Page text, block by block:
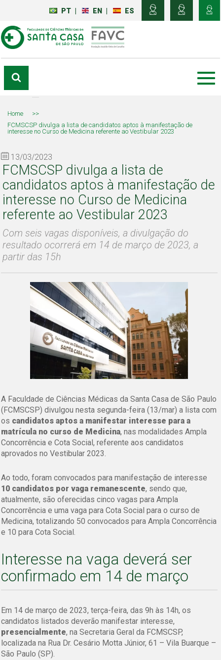
PT EN ES
Home
>>
FCMSCSP divulga a lista de candidatos aptos à manifestação de
interesse no Curso de Medicina referente ao Vestibular 2023
13/03/2023
FCMSCSP divulga a lista de
candidatos aptos à manifestação de
interesse no Curso de Medicina
referente ao Vestibular 2023
Com seis vagas disponíveis, a divulgação do
resultado ocorrerá em 14 de março de 2023, a
partir das 15h
A Faculdade de Ciências Médicas da Santa Casa de São Paulo
(FCMSCSP) divulgou nesta segunda-feira (13/mar) a lista com
os candidatos aptos a manifestar interesse para a
matrícula no curso de Medicina, nas modalidades Ampla
Concorrência e Cota Social, referente aos candidatos
aprovados no Vestibular 2023.
Ao todo, foram convocados para manifestação de interesse
10 candidatos por vaga remanescente, sendo que,
atualmente, são oferecidas cinco vagas para Ampla
Concorrência e uma vaga para Cota Social para o curso de
Medicina, totalizando 50 convocados para Ampla Concorrência
e 10 para Cota Social.
Interesse na vaga deverá ser
confirmado em 14 de março
Em 14 de março de 2023, terça-feira, das 9h às 14h, os
candidatos listados deverão manifestar interesse,
presencialmente, na Secretaria Geral da FCMSCSP,
localizada na Rua Dr. Cesário Motta Júnior, 61 – Vila Buarque –
São Paulo (SP).